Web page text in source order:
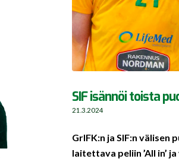
SIF isännöi toista
21.3.2024
GrIFK:n ja SIF:n
laitettava peliin ’All in’